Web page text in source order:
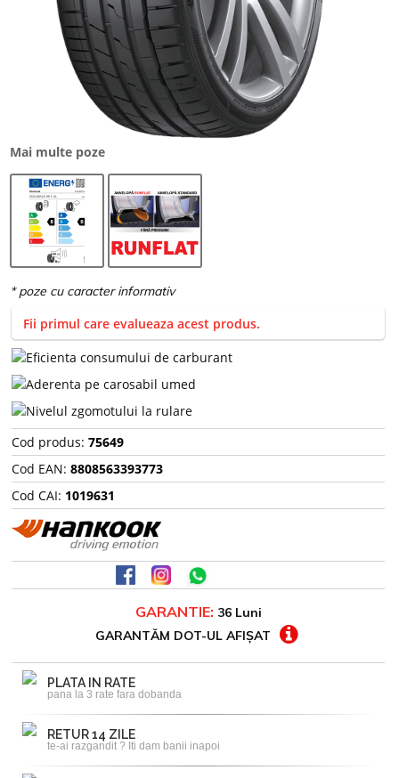
Mai multe poze
Fii primul care evalueaza acest produs.
Cod produs: 75649
Cod EAN: 8808563393773
Cod CAI: 1019631
GARANTIE: 36 Luni
GARANTĂM DOT-UL AFIȘAT
PLATA IN RATE
pana la 3 rate fara dobanda
RETUR 14 ZILE
te-ai razgandit ? Iti dam banii inapoi